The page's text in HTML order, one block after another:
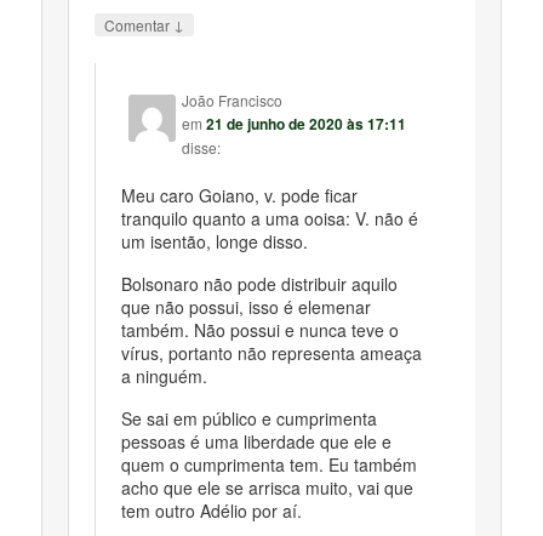
Comentar ↓
João Francisco
em21 de junho de 2020 às 17:11
disse:
Meu caro Goiano, v. pode ficar
tranquilo quanto a uma ooisa: V. não é
um isentão, longe disso.
Bolsonaro não pode distribuir aquilo
que não possui, isso é elemenar
também. Não possui e nunca teve o
vírus, portanto não representa ameaça
a ninguém.
Se sai em público e cumprimenta
pessoas é uma liberdade que ele e
quem o cumprimenta tem. Eu também
acho que ele se arrisca muito, vai que
tem outro Adélio por aí.